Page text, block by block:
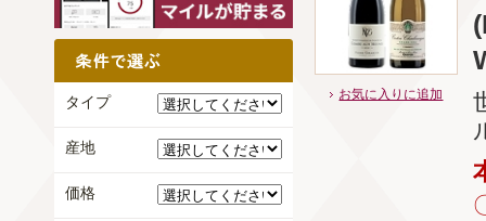
お気に入りに追加
タイプ
産地
価格